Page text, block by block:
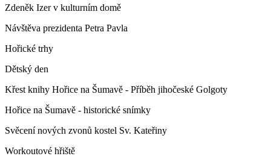
Zdeněk Izer v kulturním domě
Návštěva prezidenta Petra Pavla
Hořické trhy
Dětský den
Křest knihy Hořice na Šumavě - Příběh jihočeské Golgoty
Hořice na Šumavě - historické snímky
Svěcení nových zvonů kostel Sv. Kateřiny
Workoutové hřiště